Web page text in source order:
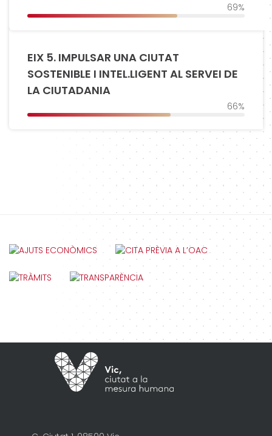
69%
EIX 5. IMPULSAR UNA CIUTAT
SOSTENIBLE I INTEL.LIGENT AL SERVEI DE
LA CIUTADANIA
66%